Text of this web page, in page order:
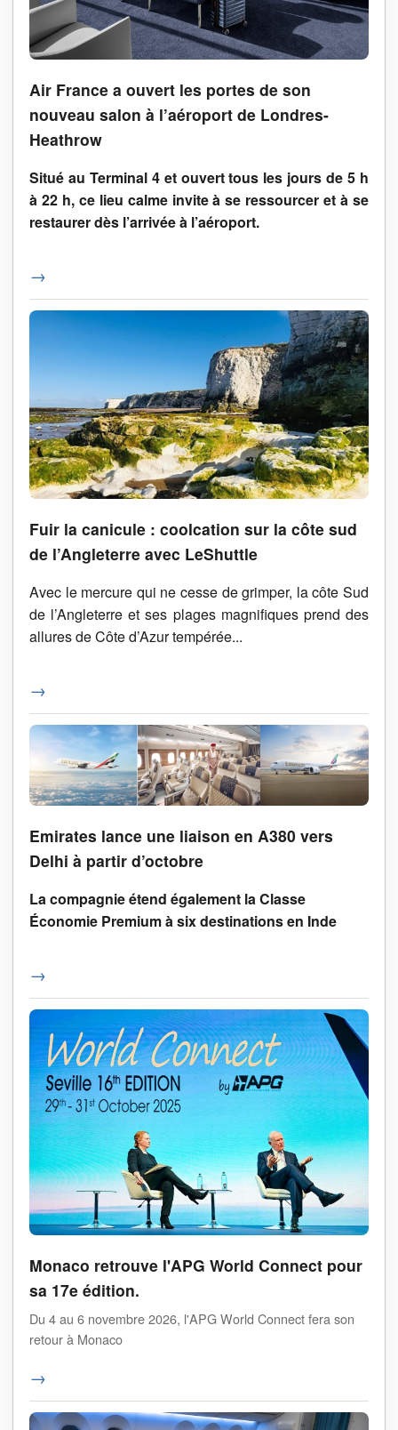
Air France a ouvert les portes de son
nouveau salon à l’aéroport de Londres-
Heathrow
Situé au Terminal 4 et ouvert tous les jours de 5 h
à 22 h, ce lieu calme invite à se ressourcer et à se
restaurer dès l’arrivée à l’aéroport.
→
Fuir la canicule : coolcation sur la côte sud
de l’Angleterre avec LeShuttle
Avec le mercure qui ne cesse de grimper, la côte Sud
de l’Angleterre et ses plages magnifiques prend des
allures de Côte d’Azur tempérée...
→
Emirates lance une liaison en A380 vers
Delhi à partir d’octobre
La compagnie étend également la Classe
Économie Premium à six destinations en Inde
→
Monaco retrouve l'APG World Connect pour
sa 17e édition.
Du 4 au 6 novembre 2026, l'APG World Connect fera son
retour à Monaco
→